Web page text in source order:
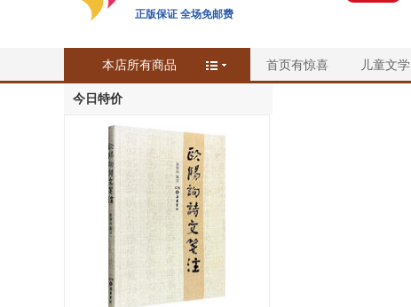
正版保证 全场免邮费
本店所有商品 首页有惊喜 儿童文学
今日特价